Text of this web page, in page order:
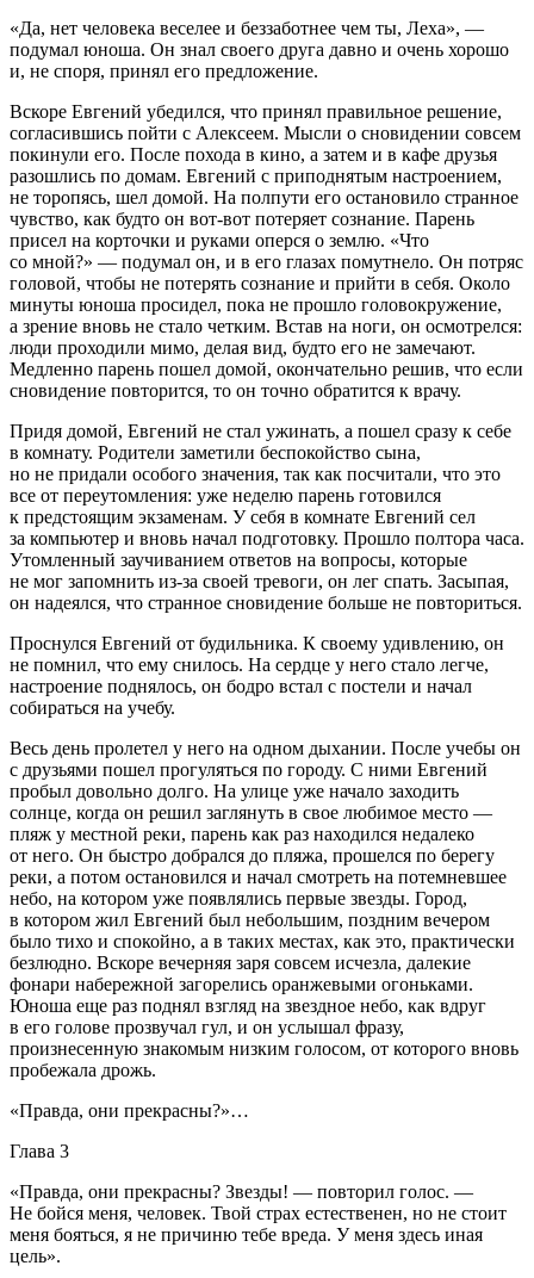
«Да, нет человека веселее и беззаботнее чем ты, Леха», —
подумал юноша. Он знал своего друга давно и очень хорошо
и, не споря, принял его предложение.
Вскоре Евгений убедился, что принял правильное решение,
согласившись пойти с Алексеем. Мысли о сновидении совсем
покинули его. После похода в кино, а затем и в кафе друзья
разошлись по домам. Евгений с приподнятым настроением,
не торопясь, шел домой. На полпути его остановило странное
чувство, как будто он вот-вот потеряет сознание. Парень
присел на корточки и руками оперся о землю. «Что
со мной?» — подумал он, и в его глазах помутнело. Он потряс
головой, чтобы не потерять сознание и прийти в себя. Около
минуты юноша просидел, пока не прошло головокружение,
а зрение вновь не стало четким. Встав на ноги, он осмотрелся:
люди проходили мимо, делая вид, будто его не замечают.
Медленно парень пошел домой, окончательно решив, что если
сновидение повторится, то он точно обратится к врачу.
Придя домой, Евгений не стал ужинать, а пошел сразу к себе
в комнату. Родители заметили беспокойство сына,
но не придали особого значения, так как посчитали, что это
все от переутомления: уже неделю парень готовился
к предстоящим экзаменам. У себя в комнате Евгений сел
за компьютер и вновь начал подготовку. Прошло полтора часа.
Утомленный заучиванием ответов на вопросы, которые
не мог запомнить из-за своей тревоги, он лег спать. Засыпая,
он надеялся, что странное сновидение больше не повториться.
Проснулся Евгений от будильника. К своему удивлению, он
не помнил, что ему снилось. На сердце у него стало легче,
настроение поднялось, он бодро встал с постели и начал
собираться на учебу.
Весь день пролетел у него на одном дыхании. После учебы он
с друзьями пошел прогуляться по городу. С ними Евгений
пробыл довольно долго. На улице уже начало заходить
солнце, когда он решил заглянуть в свое любимое место —
пляж у местной реки, парень как раз находился недалеко
от него. Он быстро добрался до пляжа, прошелся по берегу
реки, а потом остановился и начал смотреть на потемневшее
небо, на котором уже появлялись первые звезды. Город,
в котором жил Евгений был небольшим, поздним вечером
было тихо и спокойно, а в таких местах, как это, практически
безлюдно. Вскоре вечерняя заря совсем исчезла, далекие
фонари набережной загорелись оранжевыми огоньками.
Юноша еще раз поднял взгляд на звездное небо, как вдруг
в его голове прозвучал гул, и он услышал фразу,
произнесенную знакомым низким голосом, от которого вновь
пробежала дрожь.
«Правда, они прекрасны?»…
Глава 3
«Правда, они прекрасны? Звезды! — повторил голос. —
Не бойся меня, человек. Твой страх естественен, но не стоит
меня бояться, я не причиню тебе вреда. У меня здесь иная
цель».